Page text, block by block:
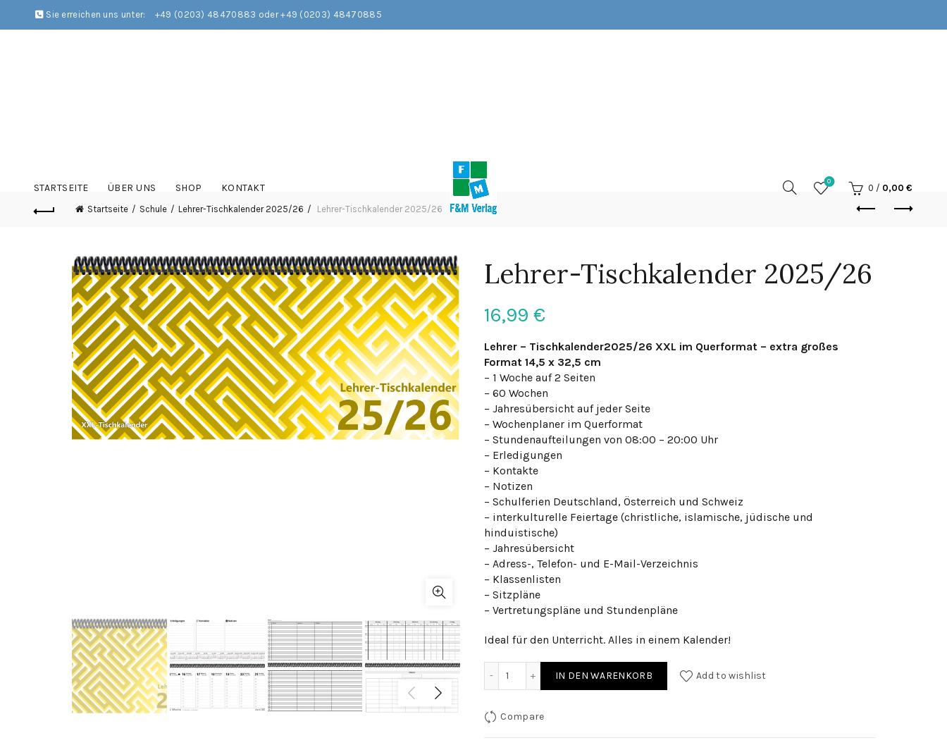
Sie erreichen uns unter: +49 (0203) 48470883 oder +49 (0203) 48470885
STARTSEITE ÜBER UNS SHOP KONTAKT
0
0 / 0,00 €
Startseite Schule Lehrer-Tischkalender 2025/26 Lehrer-Tischkalender 2025/26
Lehrer-Tischkalender 2025/26
16,99 €
Lehrer – Tischkalender2025/26 XXL im Querformat – extra großes
Format 14,5 x 32,5 cm
– 1 Woche auf 2 Seiten
– 60 Wochen
– Jahresübersicht auf jeder Seite
– Wochenplaner im Querformat
– Stundenaufteilungen von 08:00 – 20:00 Uhr
– Erledigungen
– Kontakte
– Notizen
– Schulferien Deutschland, Österreich und Schweiz
– interkulturelle Feiertage (christliche, islamische, jüdische und
hinduistische)
– Jahresübersicht
– Adress-, Telefon- und E-Mail-Verzeichnis
– Klassenlisten
– Sitzpläne
– Vertretungspläne und Stundenpläne
Ideal für den Unterricht. Alles in einem Kalender!
Lehrer-Tischkalender 2025/26 quantity
IN DEN WARENKORB Add to wishlist
Compare